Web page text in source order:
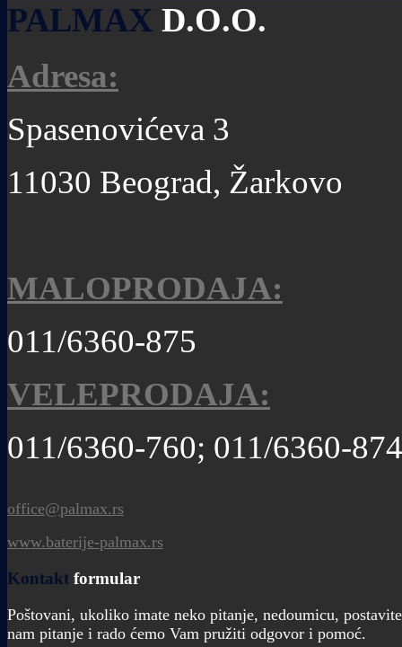
PALMAX D.O.O.
Adresa:
Spasenovićeva 3
11030 Beograd, Žarkovo
MALOPRODAJA:
011/6360-875
VELEPRODAJA:
011/6360-760; 011/6360-874
office@palmax.rs
www.baterije-palmax.rs
Kontakt formular
Poštovani, ukoliko imate neko pitanje, nedoumicu, postavite
nam pitanje i rado ćemo Vam pružiti odgovor i pomoć.